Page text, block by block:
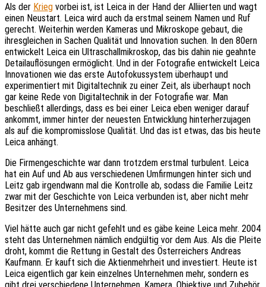
Als der Krieg vorbei ist, ist Leica in der Hand der Alliierten und wagt
einen Neustart. Leica wird auch da erstmal seinem Namen und Ruf
gerecht. Weiterhin werden Kameras und Mikroskope gebaut, die
ihresgleichen in Sachen Qualität und Innovation suchen. In den 80ern
entwickelt Leica ein Ultraschallmikroskop, das bis dahin nie geahnte
Detailauflösungen ermöglicht. Und in der Fotografie entwickelt Leica
Innovationen wie das erste Autofokussystem überhaupt und
experimentiert mit Digitaltechnik zu einer Zeit, als überhaupt noch
gar keine Rede von Digitaltechnik in der Fotografie war. Man
beschließt allerdings, dass es bei einer Leica eben weniger darauf
ankommt, immer hinter der neuesten Entwicklung hinterherzujagen
als auf die kompromisslose Qualität. Und das ist etwas, das bis heute
Leica anhängt.
Die Firmengeschichte war dann trotzdem erstmal turbulent. Leica
hat ein Auf und Ab aus verschiedenen Umfirmungen hinter sich und
Leitz gab irgendwann mal die Kontrolle ab, sodass die Familie Leitz
zwar mit der Geschichte von Leica verbunden ist, aber nicht mehr
Besitzer des Unternehmens sind.
Viel hätte auch gar nicht gefehlt und es gäbe keine Leica mehr. 2004
steht das Unternehmen nämlich endgültig vor dem Aus. Als die Pleite
droht, kommt die Rettung in Gestalt des Österreichers Andreas
Kaufmann. Er kauft sich die Aktienmehrheit und investiert. Heute ist
Leica eigentlich gar kein einzelnes Unternehmen mehr, sondern es